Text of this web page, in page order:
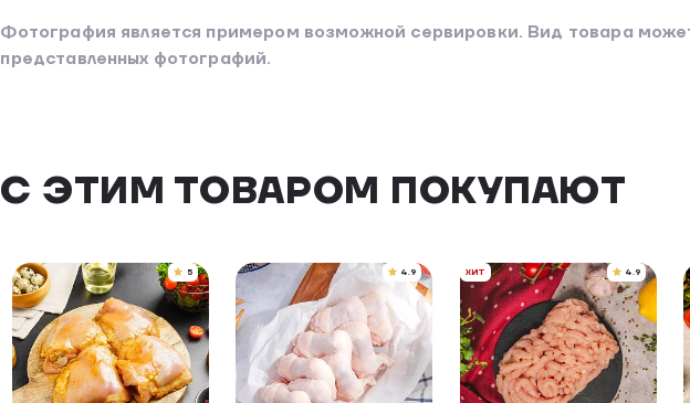
Фотография является примером возможной сервировки. Вид товара
представленных фотографий.
С ЭТИМ ТОВАРОМ ПОКУПАЮТ
5 4.9 ХИТ 4.9